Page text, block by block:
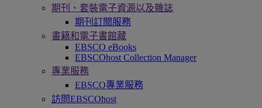
期刊、套裝電子資源以及雜誌
期刊訂閱服務
書籍和電子書館藏
EBSCO eBooks
EBSCOhost Collection Manager
專業服務
EBSCO專業服務
訪問EBSCOhost